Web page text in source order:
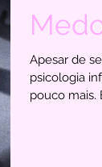
Apesar de
psicologia
pouco mais.